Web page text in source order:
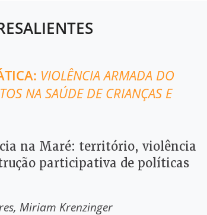
VIOLÊNCIA ARMADA DO
NA SAÚDE DE CRIANÇAS E
na Maré: território, violência
participativa de políticas
Miriam Krenzinger